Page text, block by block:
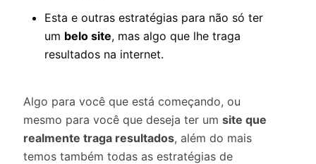
Esta e outras estratégias para não só ter
um belo site, mas algo que lhe traga
resultados na internet.
Algo para você que está começando, ou
mesmo para você que deseja ter um site que
realmente traga resultados, além do mais
temos também todas as estratégias de